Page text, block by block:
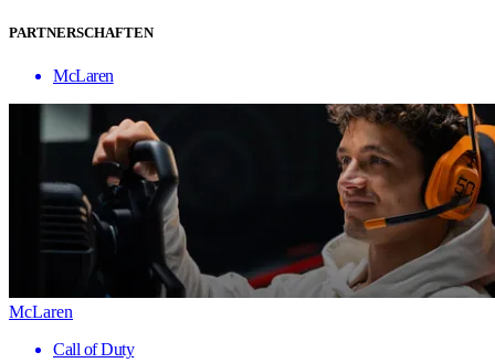
PARTNERSCHAFTEN
McLaren
McLaren
Call of Duty